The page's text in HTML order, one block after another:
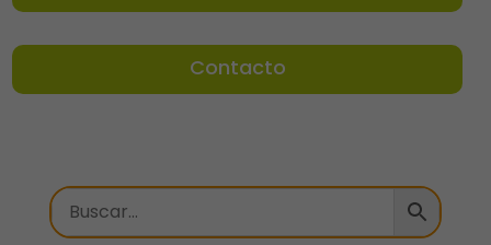
Contacto